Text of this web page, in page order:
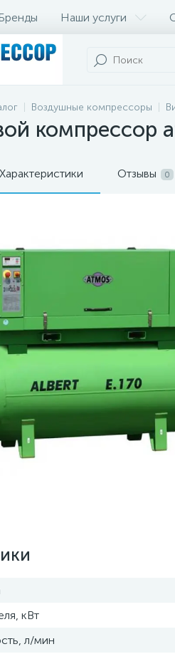
Наши услуги
Воздушные компрессоры
компрессор
Характеристики Отзывы 0
кВт
л/мин